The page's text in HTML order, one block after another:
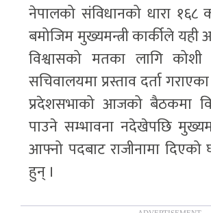
नेपालको संविधानको धारा १६८
बमोजिम मुख्यमन्त्री कार्कीले
विश्वासको मतका लागि कोशी
सचिवालयमा प्रस्ताव दर्ता
प्रदेशसभाको आजको बैठकमा
पाउने सम्भावना नदेखेपछि
आफ्नो पदबाट राजीनामा दिएको
हुन् ।